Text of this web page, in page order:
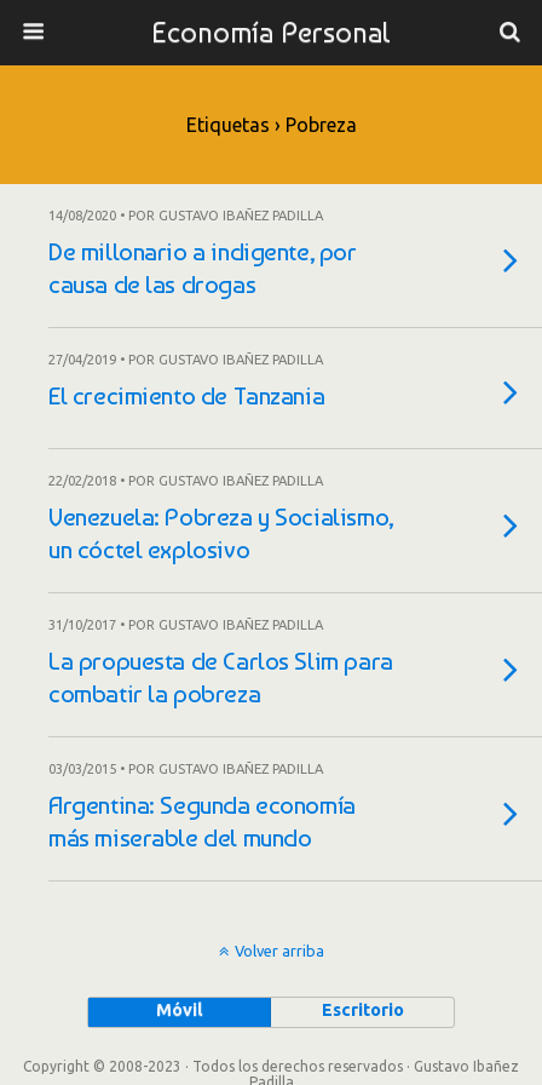
Economía Personal
Etiquetas › Pobreza
14/08/2020 • POR GUSTAVO IBAÑEZ PADILLA
De millonario a indigente, por
causa de las drogas
27/04/2019 • POR GUSTAVO IBAÑEZ PADILLA
El crecimiento de Tanzania
22/02/2018 • POR GUSTAVO IBAÑEZ PADILLA
Venezuela: Pobreza y Socialismo,
un cóctel explosivo
31/10/2017 • POR GUSTAVO IBAÑEZ PADILLA
La propuesta de Carlos Slim para
combatir la pobreza
03/03/2015 • POR GUSTAVO IBAÑEZ PADILLA
Argentina: Segunda economía
más miserable del mundo
Volver arriba
Móvil Escritorio
Copyright © 2008-2023 · Todos los derechos reservados · Gustavo Ibañez